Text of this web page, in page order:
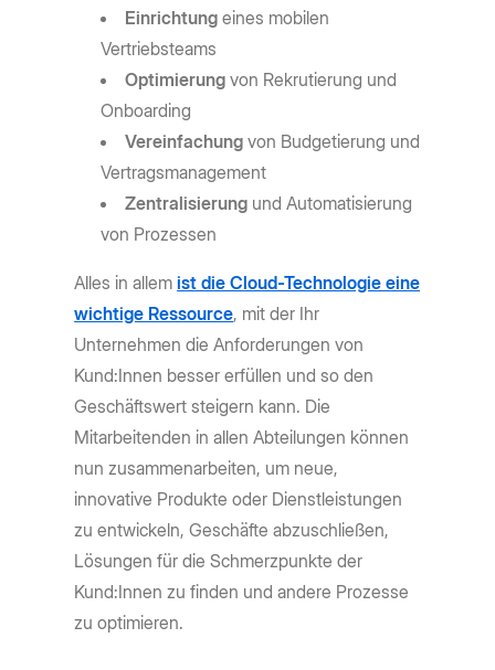
Einrichtung eines mobilen
Vertriebsteams
Optimierung von Rekrutierung und
Onboarding
Vereinfachung von Budgetierung und
Vertragsmanagement
Zentralisierung und Automatisierung
von Prozessen
Alles in allemist die Cloud-Technologie eine
wichtige Ressource, mit der Ihr
Unternehmen die Anforderungen von
Kund:Innen besser erfüllen und so den
Geschäftswert steigern kann. Die
Mitarbeitenden in allen Abteilungen können
nun zusammenarbeiten, um neue,
innovative Produkte oder Dienstleistungen
zu entwickeln, Geschäfte abzuschließen,
Lösungen für die Schmerzpunkte der
Kund:Innen zu finden und andere Prozesse
zu optimieren.